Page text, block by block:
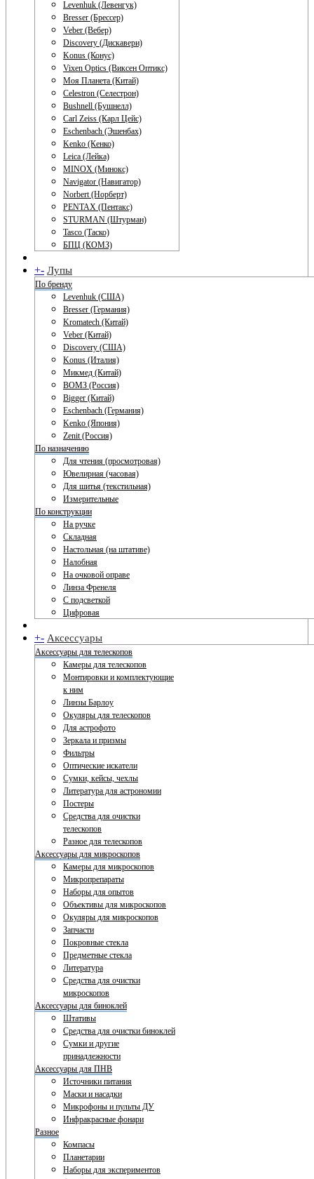
Levenhuk (Левенгук)
Bresser (Брессер)
Veber (Вебер)
Discovery (Дискавери)
Konus (Конус)
Vixen Optics (Виксен Оптикс)
Моя Планета (Китай)
Celestron (Селестрон)
Bushnell (Бушнелл)
Carl Zeiss (Карл Цейс)
Eschenbach (Эшенбах)
Kenko (Кенко)
Leica (Лейка)
MINOX (Минокс)
Navigator (Навигатор)
Norbert (Норберт)
PENTAX (Пентакс)
STURMAN (Штурман)
Tasco (Таско)
БПЦ (КОМЗ)
+- Лупы
По бренду
Levenhuk (США)
Bresser (Германия)
Kromatech (Китай)
Veber (Китай)
Discovery (США)
Konus (Италия)
Микмед (Китай)
ВОМЗ (Россия)
Bigger (Китай)
Eschenbach (Германия)
Kenko (Япония)
Zenit (Россия)
По назначению
Для чтения (просмотровая)
Ювелирная (часовая)
Для шитья (текстильная)
Измерительные
По конструкции
На ручке
Складная
Настольная (на штативе)
Налобная
На очковой оправе
Линза Френеля
С подсветкой
Цифровая
+- Аксессуары
Аксессуары для телескопов
Камеры для телескопов
Монтировки и комплектующие
к ним
Линзы Барлоу
Окуляры для телескопов
Для астрофото
Зеркала и призмы
Фильтры
Оптические искатели
Сумки, кейсы, чехлы
Литература для астрономии
Постеры
Средства для очистки
телескопов
Разное для телескопов
Аксессуары для микроскопов
Камеры для микроскопов
Микропрепараты
Наборы для опытов
Объективы для микроскопов
Окуляры для микроскопов
Запчасти
Покровные стекла
Предметные стекла
Литература
Средства для очистки
микроскопов
Аксессуары для биноклей
Штативы
Средства для очистки биноклей
Сумки и другие
принадлежности
Аксессуары для ПНВ
Источники питания
Маски и насадки
Микрофоны и пульты ДУ
Инфракрасные фонари
Разное
Компасы
Планетарии
Наборы для экспериментов